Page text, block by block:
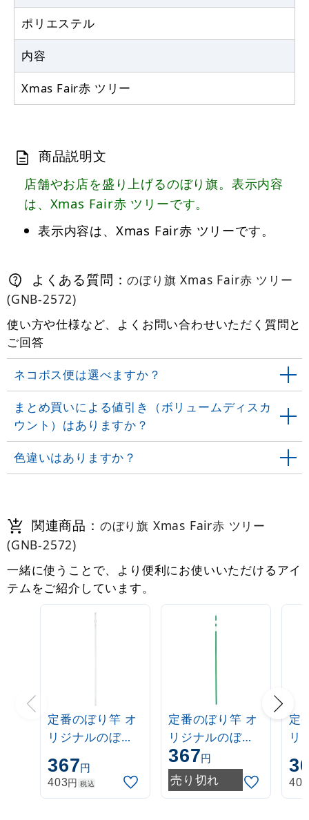
ポリエステル
内容
Xmas Fair赤 ツリー
商品説明文
店舗やお店を盛り上げるのぼり旗。表示内容
は、Xmas Fair赤 ツリーです。
表示内容は、Xmas Fair赤 ツリーです。
よくある質問：のぼり旗 Xmas Fair赤 ツリー
(GNB-2572)
使い方や仕様など、よくお問い合わせいただく質問と
ご回答
ネコポス便は選べますか？
まとめ買いによる値引き（ボリュームディスカ
ウント）はありますか？
色違いはありますか？
関連商品： のぼり旗 Xmas Fair赤 ツリー
(GNB-2572)
一緒に使うことで、より便利にお使いいただけるアイ
テムをご紹介しています。
定番のぼり竿 オ
リジナルのぼり
ポール 1.6～3m
伸縮式 白
(30537***)
367円
403円 税込
定番のぼり竿 オ
リジナルのぼり
ポール 1.6～3m
伸縮式 緑
(30537GRN)
367円
売り切れ
定
リ
ポ
伸
403